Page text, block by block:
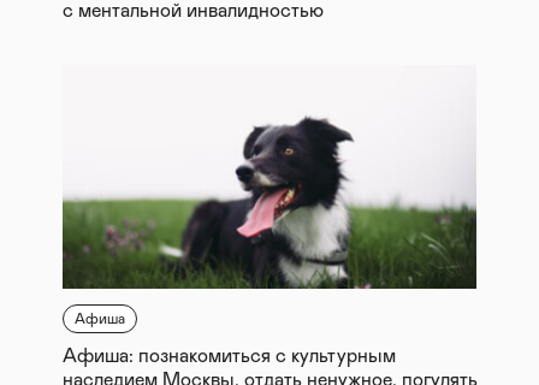
с ментальной инвалидностью
Афиша
Афиша: познакомиться с культурным
наследием Москвы, отдать ненужное, погулять